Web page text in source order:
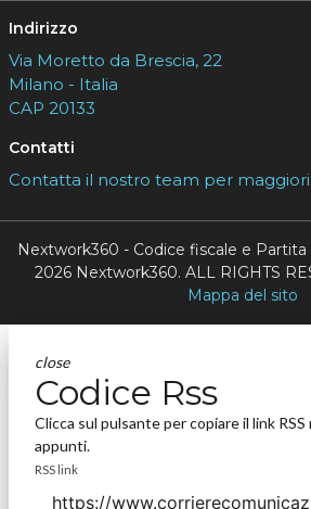
Indirizzo
Via Moretto da Brescia, 22
Milano - Italia
CAP 20133
Contatti
Contatta il nostro team per
Nextwork360 - Codice fiscale e
2026 Nextwork360. ALL RIGHTS
Mappa del sito
close
Codice Rss
Clicca sul pulsante per copiare il link RSS
appunti.
RSS link